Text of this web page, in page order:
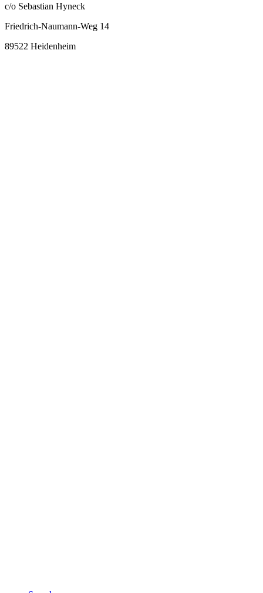
c/o Sebastian Hyneck
Friedrich-Naumann-Weg 14
89522 Heidenheim